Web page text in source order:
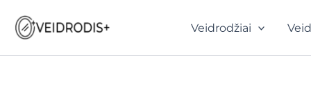
Veidrodžiai